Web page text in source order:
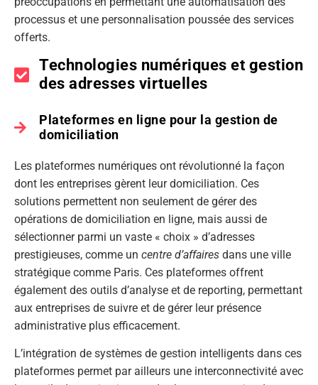
processus et une personnalisation poussée des services
offerts.
Technologies numériques et gestion
des adresses virtuelles
Plateformes en ligne pour la gestion de
domiciliation
Les plateformes numériques ont révolutionné la façon
dont les entreprises gèrent leur domiciliation. Ces
solutions permettent non seulement de gérer des
opérations de domiciliation en ligne, mais aussi de
sélectionner parmi un vaste « choix » d’adresses
prestigieuses, comme un centre d’affaires dans une ville
stratégique comme Paris. Ces plateformes offrent
également des outils d’analyse et de reporting, permettant
aux entreprises de suivre et de gérer leur présence
administrative plus efficacement.
L’intégration de systèmes de gestion intelligents dans ces
plateformes permet par ailleurs une interconnectivité avec